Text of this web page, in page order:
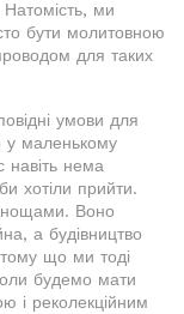
ми
бути молитовною
для таких
умови для
у маленькому
навіть нема
хотіли прийти.
Воно
а будівництво
тому що ми тоді
будемо мати
і реколекційним